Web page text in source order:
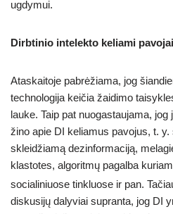
ugdymui.
Dirbtinio intelekto keliami
Ataskaitoje pabrėžiama, jog
technologija keičia žaidimo
lauke. Taip pat nuogastaujama,
žino apie DI keliamus pavojus, t.
skleidžiamą dezinformaciją,
klastotes, algoritmų pagalba
socialiniuose tinkluose ir pan.
diskusijų dalyviai supranta, jog DI